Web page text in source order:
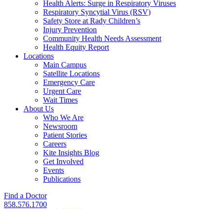
Health Alerts: Surge in Respiratory Viruses
Respiratory Syncytial Virus (RSV)
Safety Store at Rady Children’s
Injury Prevention
Community Health Needs Assessment
Health Equity Report
Locations
Main Campus
Satellite Locations
Emergency Care
Urgent Care
Wait Times
About Us
Who We Are
Newsroom
Patient Stories
Careers
Kite Insights Blog
Get Involved
Events
Publications
Find a Doctor
858.576.1700